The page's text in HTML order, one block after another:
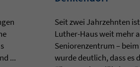
...
Seit zwei Jahrzehnten
Luther-Haus weit mehr
Seniorenzentrum –
wurde deutlich, dass es